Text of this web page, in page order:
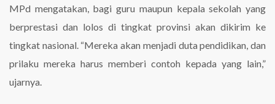
MPd mengatakan, bagi guru maupun kepala sekolah yang
berprestasi dan lolos di tingkat provinsi akan dikirim ke
tingkat nasional. “Mereka akan menjadi duta pendidikan, dan
prilaku mereka harus memberi contoh kepada yang lain,”
ujarnya.